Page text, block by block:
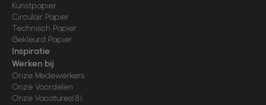
Kunstpapier
Circulair Papier
Technisch Papier
Gekleurd Papier
Inspiratie
Werken bij
Onze Medewerkers
Onze Voordelen
Onze Vacatures(8)